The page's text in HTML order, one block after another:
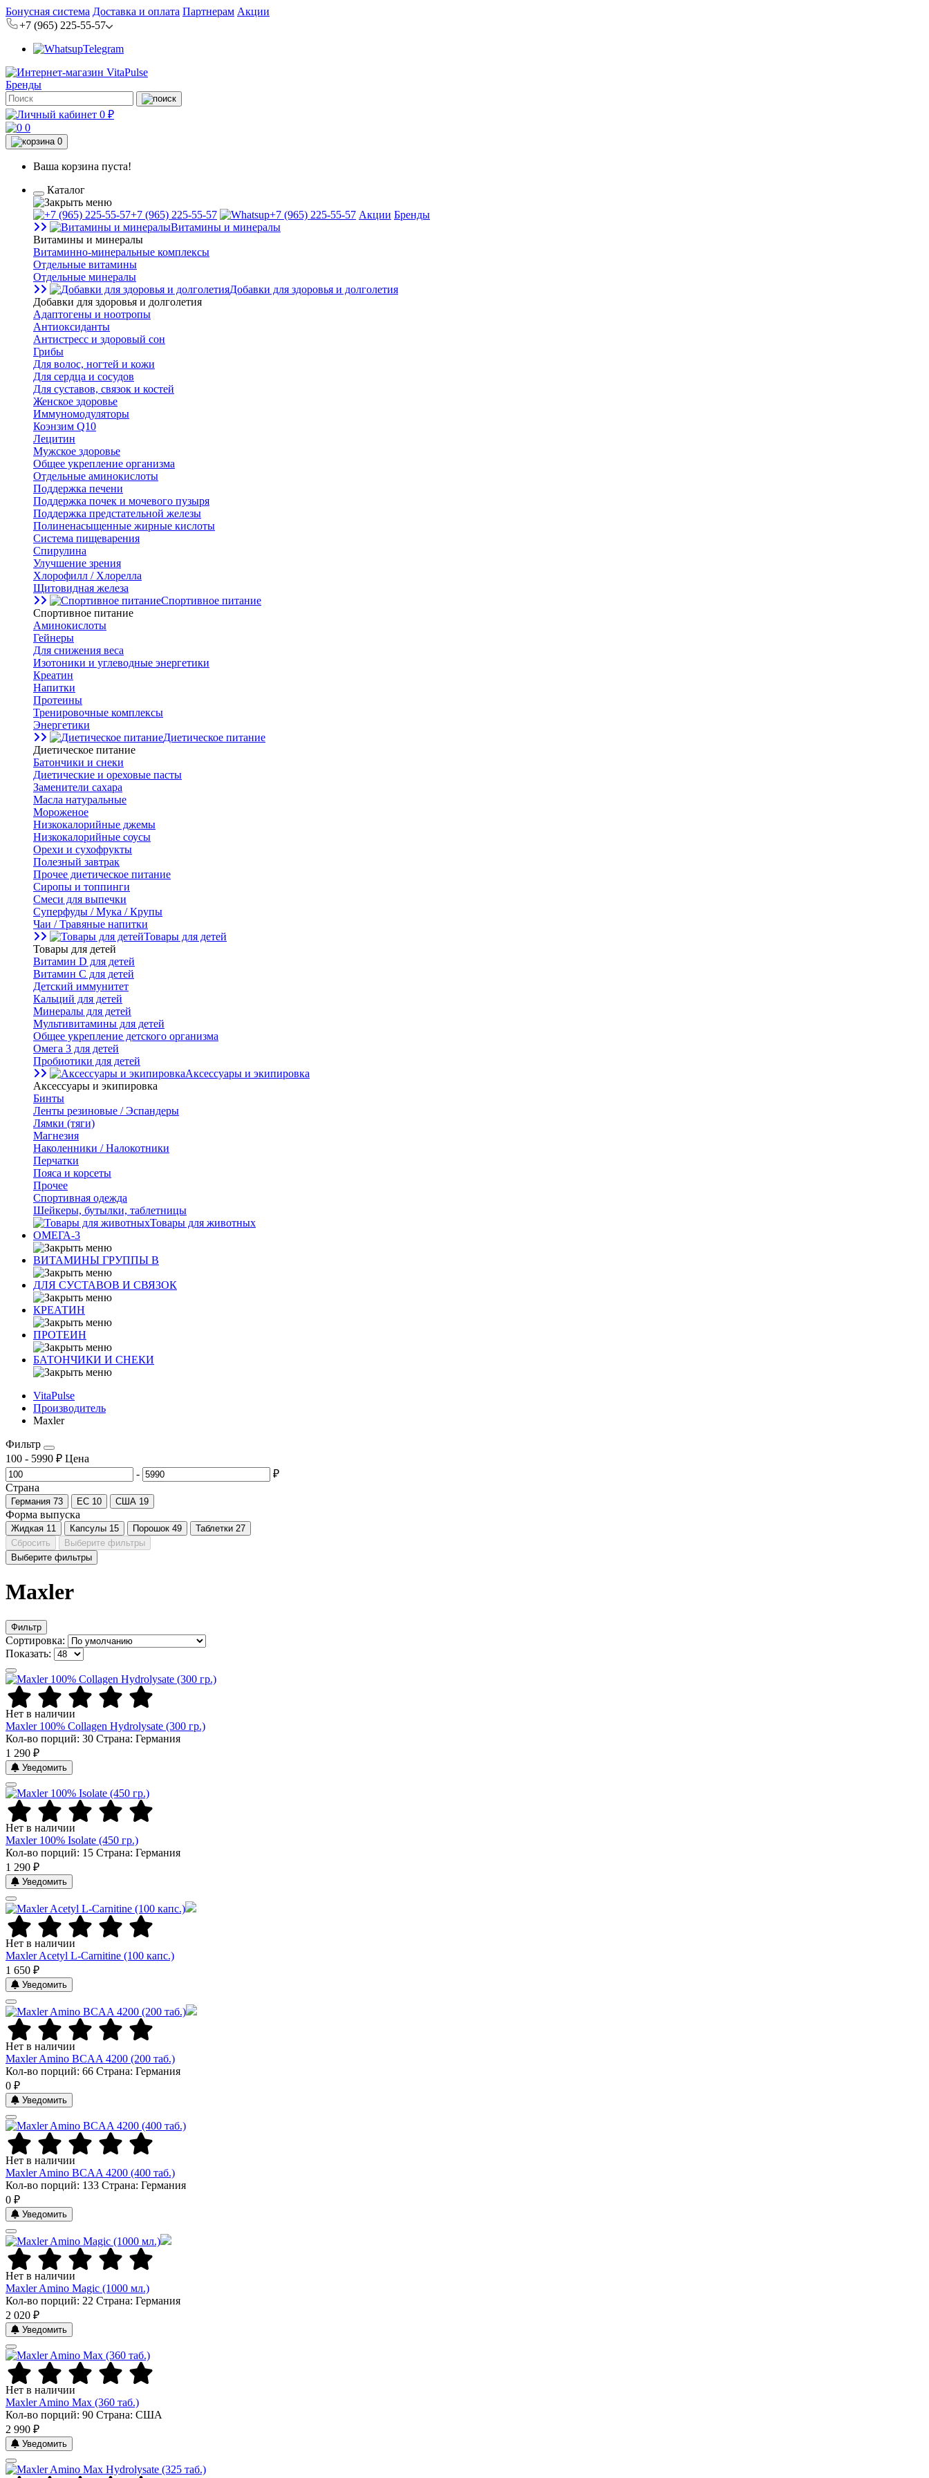
Бонусная система Доставка и оплата Партнерам Акции
+7 (965) 225-55-57
Telegram
Бренды
0 ₽
0
0
Ваша корзина пуста!
Каталог
+7 (965) 225-55-57 +7 (965) 225-55-57 Акции Бренды
Витамины и минералы
Витамины и минералы
Витаминно-минеральные комплексы
Отдельные витамины
Отдельные минералы
Добавки для здоровья и долголетия
Добавки для здоровья и долголетия
Адаптогены и ноотропы
Антиоксиданты
Антистресс и здоровый сон
Грибы
Для волос, ногтей и кожи
Для сердца и сосудов
Для суставов, связок и костей
Женское здоровье
Иммуномодуляторы
Коэнзим Q10
Лецитин
Мужское здоровье
Общее укрепление организма
Отдельные аминокислоты
Поддержка печени
Поддержка почек и мочевого пузыря
Поддержка предстательной железы
Полиненасыщенные жирные кислоты
Система пищеварения
Спирулина
Улучшение зрения
Хлорофилл / Хлорелла
Щитовидная железа
Спортивное питание
Спортивное питание
Аминокислоты
Гейнеры
Для снижения веса
Изотоники и углеводные энергетики
Креатин
Напитки
Протеины
Тренировочные комплексы
Энергетики
Диетическое питание
Диетическое питание
Батончики и снеки
Диетические и ореховые пасты
Заменители сахара
Масла натуральные
Мороженое
Низкокалорийные джемы
Низкокалорийные соусы
Орехи и сухофрукты
Полезный завтрак
Прочее диетическое питание
Сиропы и топпинги
Смеси для выпечки
Суперфуды / Мука / Крупы
Чаи / Травяные напитки
Товары для детей
Товары для детей
Витамин D для детей
Витамин С для детей
Детский иммунитет
Кальций для детей
Минералы для детей
Мультивитамины для детей
Общее укрепление детского организма
Омега 3 для детей
Пробиотики для детей
Аксессуары и экипировка
Аксессуары и экипировка
Бинты
Ленты резиновые / Эспандеры
Лямки (тяги)
Магнезия
Наколенники / Налокотники
Перчатки
Пояса и корсеты
Прочее
Спортивная одежда
Шейкеры, бутылки, таблетницы
Товары для животных
ОМЕГА-3
ВИТАМИНЫ ГРУППЫ В
ДЛЯ СУСТАВОВ И СВЯЗОК
КРЕАТИН
ПРОТЕИН
БАТОНЧИКИ И СНЕКИ
VitaPulse
Производитель
Maxler
Фильтр
100 - 5990 ₽ Цена
-
₽
Страна
Германия 73 ЕС 10 США 19
Форма выпуска
Жидкая 11 Капсулы 15 Порошок 49 Таблетки 27
Сбросить
Выберите фильтры
Выберите фильтры
Maxler
Фильтр
Сортировка:
Показать:
Нет в наличии
Maxler 100% Collagen Hydrolysate (300 гр.)
Кол-во порций: 30 Страна: Германия
1 290 ₽
Уведомить
Нет в наличии
Maxler 100% Isolate (450 гр.)
Кол-во порций: 15 Страна: Германия
1 290 ₽
Уведомить
Нет в наличии
Maxler Acetyl L-Carnitine (100 капс.)
1 650 ₽
Уведомить
Нет в наличии
Maxler Amino BCAA 4200 (200 таб.)
Кол-во порций: 66 Страна: Германия
0 ₽
Уведомить
Нет в наличии
Maxler Amino BCAA 4200 (400 таб.)
Кол-во порций: 133 Страна: Германия
0 ₽
Уведомить
Нет в наличии
Maxler Amino Magic (1000 мл.)
Кол-во порций: 22 Страна: Германия
2 020 ₽
Уведомить
Нет в наличии
Maxler Amino Max (360 таб.)
Кол-во порций: 90 Страна: США
2 990 ₽
Уведомить